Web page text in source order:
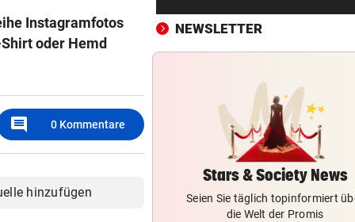
Instagramfotos
oder Hemd
comment 0 Kommentare
hinzufügen
Gegner wohl fix!
sicher bleiben
„KRONE“-KOMMENTAR
So treiben sie Republik und
blaue Hände
SCR Altach gegen WSG
NEWSLETTER
Stars & Society News
Seien Sie täglich topinformiert
die Welt der Promis